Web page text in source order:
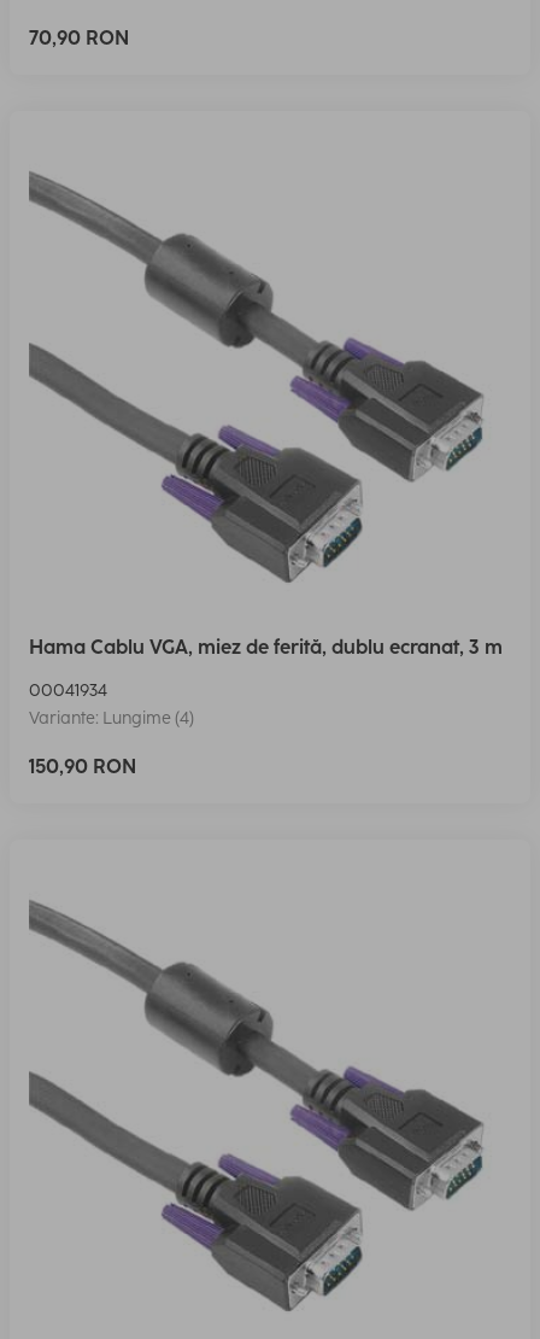
70,90 RON
Hama Cablu VGA, miez de ferită, dublu ecranat, 3 m
00041934
Variante: Lungime (4)
150,90 RON